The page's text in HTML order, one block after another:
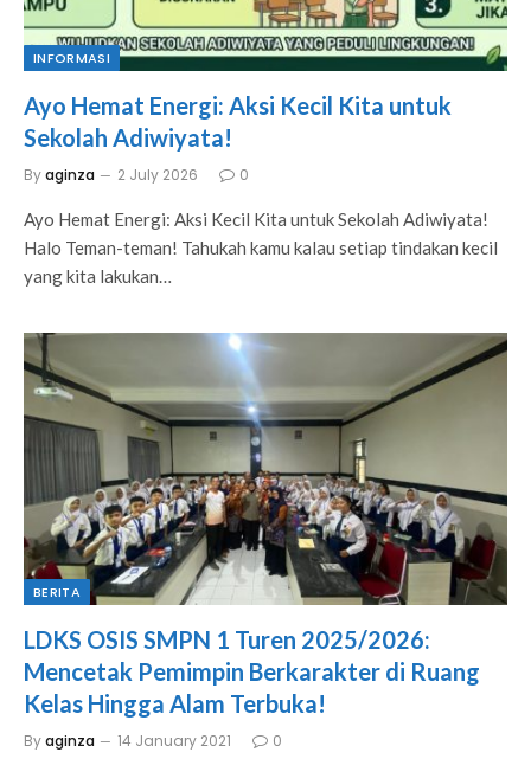
INFORMASI
Ayo Hemat Energi: Aksi Kecil Kita untuk
Sekolah Adiwiyata!
Byaginza 2 July 2026 0
Ayo Hemat Energi: Aksi Kecil Kita untuk Sekolah Adiwiyata!
Halo Teman-teman! Tahukah kamu kalau setiap tindakan kecil
yang kita lakukan…
BERITA
LDKS OSIS SMPN 1 Turen 2025/2026:
Mencetak Pemimpin Berkarakter di Ruang
Kelas Hingga Alam Terbuka!
Byaginza 14 January 2021 0